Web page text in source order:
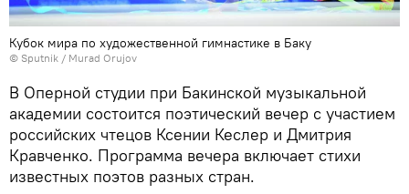
Кубок мира по художественной гимнастике в Баку
© Sputnik / Murad Orujov
В Оперной студии при Бакинской музыкальной
академии состоится поэтический вечер с участием
российских чтецов Ксении Кеслер и Дмитрия
Кравченко. Программа вечера включает стихи
известных поэтов разных стран.